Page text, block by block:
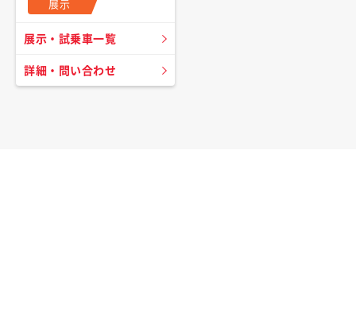
展示
展示・試乗車一覧
詳細・問い合わせ